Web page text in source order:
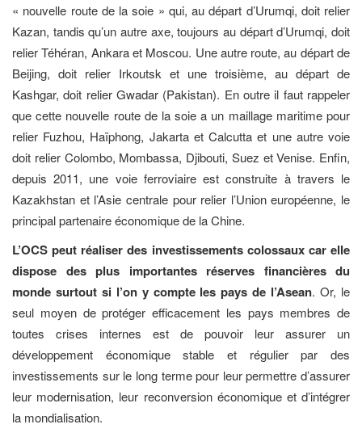
« nouvelle route de la soie » qui, au départ d’Urumqi, doit relier
Kazan, tandis qu’un autre axe, toujours au départ d’Urumqi, doit
relier Téhéran, Ankara et Moscou. Une autre route, au départ de
Beijing, doit relier Irkoutsk et une troisième, au départ de
Kashgar, doit relier Gwadar (Pakistan). En outre il faut rappeler
que cette nouvelle route de la soie a un maillage maritime pour
relier Fuzhou, Haïphong, Jakarta et Calcutta et une autre voie
doit relier Colombo, Mombassa, Djibouti, Suez et Venise. Enfin,
depuis 2011, une voie ferroviaire est construite à travers le
Kazakhstan et l’Asie centrale pour relier l’Union européenne, le
principal partenaire économique de la Chine.
L’OCS peut réaliser des investissements colossaux car elle
dispose des plus importantes réserves financières du
monde surtout si l’on y compte les pays de l’Asean. Or, le
seul moyen de protéger efficacement les pays membres de
toutes crises internes est de pouvoir leur assurer un
développement économique stable et régulier par des
investissements sur le long terme pour leur permettre d’assurer
leur modernisation, leur reconversion économique et d’intégrer
la mondialisation.